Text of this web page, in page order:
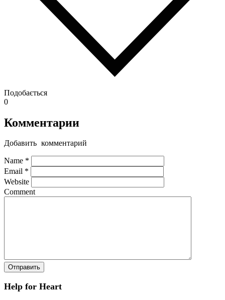
Подобається
0
Комментарии
Добавить комментарий
Name *
Email *
Website
Comment
Help for Heart